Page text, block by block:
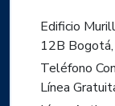
Edificio
12B
Teléfono
Línea